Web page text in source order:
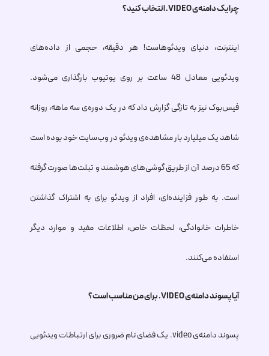
چرا یک دامنه‌ی.VIDEOانتخاب کنید؟
اینترنت، دنیای ویدئوهاست! هر دقیقه، حجمی از داده‌های
ویدئویی معادل 48 ساعت بر روی یوتیوب بارگذاری می‌شود.
فیس‌بوک نیز به تازگی گزارش داد که در یک دوره‌ی سه ماهه، روزانه
شاهد یک میلیارد بار مشاهده‌ی ویدئو در وب‌سایت خود بوده است
که 65 درصد آن از طریق گوشی‌های هوشمند و تبلت‌ها صورت گرفته
است. به طور فزاینده‌ای، افراد از ویدئو برای به اشتراک گذاشتن
خاطرات خانوادگی، لحظات خاص، اطلاعات مفید و موارد دیگر
استفاده می‌کنند.
آیا پسوند دامنه‌ی.VIDEOبرای من مناسب است؟
پسوند دامنه‌ی.video یک فضای نام ضروری برای ارتباطات ویدئویی